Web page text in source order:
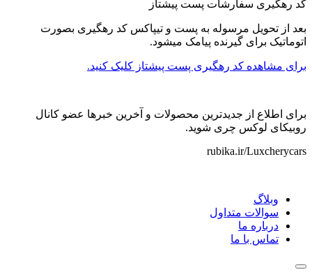
کد رهگیری سفارشات پست پیشتاز
بعد از تحویل مرسوله به پست و تیپاکس کد رهگیری بصورت
اتوماتیک برای گیرنده پیامک میشود.
برای مشاهده کد رهگیری پست پیشتاز کلیک کنید.
برای اطلاع از جدیدترین محصولات و آخرین خبرها عضو کانال
روبیکای لوکس چری شوید.
rubika.ir/Luxcherycars
وبلاگ
سوالات متداول
درباره ما
تماس با ما